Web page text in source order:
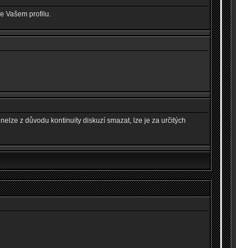
Vašem profilu.
z důvodu kontinuity diskuzí smazat, lze je za určitých